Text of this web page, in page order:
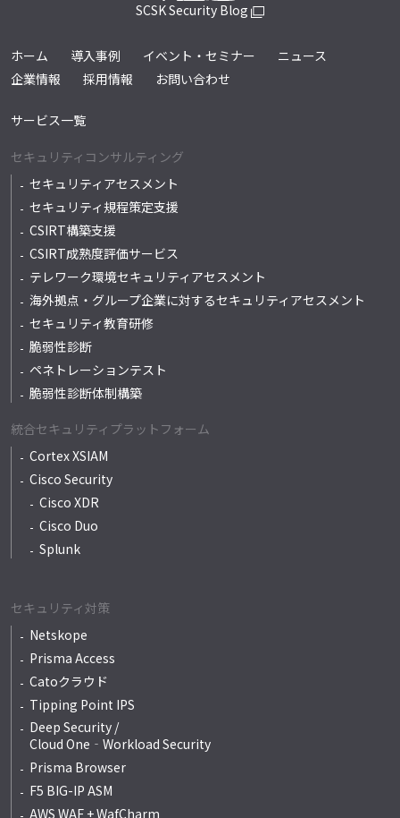
SCSK Security Blog
ホーム 導入事例 イベント・セミナー
ニュース
企業情報
採用情報 お問い合わせ
サービス一覧
セキュリティコンサルティング
セキュリティアセスメント
セキュリティ規程策定支援
CSIRT構築支援
CSIRT成熟度評価サービス
テレワーク環境セキュリティアセスメント
海外拠点・グループ企業に対するセキュリティアセスメント
セキュリティ教育研修
脆弱性診断
ペネトレーションテスト
脆弱性診断体制構築
統合セキュリティプラットフォーム
Cortex XSIAM
Cisco Security
Cisco XDR
Cisco Duo
Splunk
セキュリティ対策
Netskope
Prisma Access
Catoクラウド
Tipping Point IPS
Deep Security /
Cloud One‐Workload Security
Prisma Browser
F5 BIG-IP ASM
AWS WAF + WafCharm